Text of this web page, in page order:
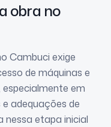
obra no
Cambuci exige
de máquinas e
em
adequações de
nessa etapa inicial